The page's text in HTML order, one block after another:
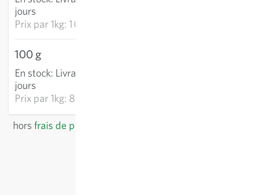
jours
Prix par1kg: 1 011,15 €
100 g
En stock: Livraison 3-5
jours
Prix par1kg: 831,39 €
hors frais de port